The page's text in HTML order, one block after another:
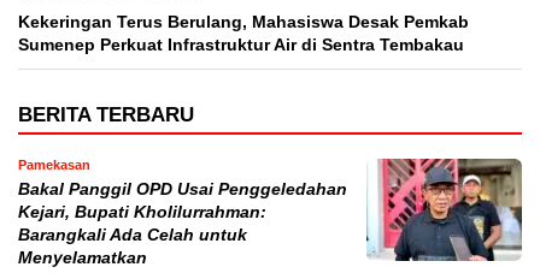
Kekeringan Terus Berulang, Mahasiswa Desak Pemkab
Sumenep Perkuat Infrastruktur Air di Sentra Tembakau
BERITA TERBARU
Pamekasan
Bakal Panggil OPD Usai Penggeledahan
Kejari, Bupati Kholilurrahman:
Barangkali Ada Celah untuk
Menyelamatkan